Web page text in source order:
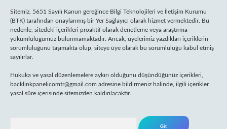
Sitemiz, 5651 Sayılı Kanun gereğince Bilgi Teknolojileri ve İletişim Kurumu
(BTK) tarafından onaylanmış bir Yer Sağlayıcı olarak hizmet vermektedir. Bu
nedenle, sitedeki içerikleri proaktif olarak denetleme veya araştırma
yükümlülüğümüz bulunmamaktadır. Ancak, üyelerimiz yazdıkları içeriklerin
sorumluluğunu taşımakta olup, siteye üye olarak bu sorumluluğu kabul etmiş
sayılırlar.
Hukuka ve yasal düzenlemelere aykırı olduğunu düşündüğünüz içerikleri,
backlinkpanelicomtr@gmail.com adresine bildirmeniz halinde, ilgili içerikler
yasal süre içerisinde sitemizden kaldırılacaktır.